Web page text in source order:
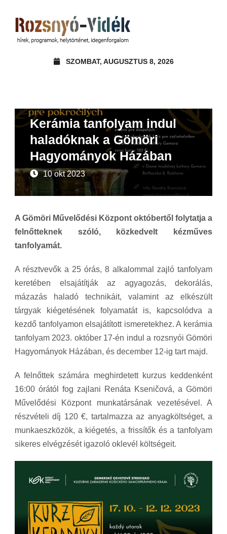
SZOMBAT, AUGUSZTUS 8, 2026
Kerámia tanfolyam indul
haladóknak a Gömöri
Hagyományok Házában
10 okt 2023
A Gömöri Művelődési Központ októbertől folytatja a
felnőtteknek szóló, közkedvelt kézműves
tanfolyamát.
A résztvevők a 25 órás, 8 alkalommal zajló tanfolyam
keretében elsajátítják az agyagozás, dekorálás,
mázazás haladó technikáit, valamint az elkészült
tárgyak kiégetésének folyamatát is, kapcsolódva a
kezdő tanfolyamon elsajátított ismeretekhez. A kerámia
tanfolyam 2023. október 17-én indul a rozsnyói Gömöri
Hagyományok Házában, és december 12-ig tart majd.
A felnőttek számára meghirdetett kurzus keddenként
16:00 órától fog zajlani Renáta Kseničová, a Gömöri
Művelődési Központ munkatársának vezetésével. A
részvételi díj 120 €, tartalmazza az anyagköltséget, a
munkaeszközök, a kiégetés, a frissítők és a tanfolyam
sikeres elvégzését igazoló oklevél költségeit.